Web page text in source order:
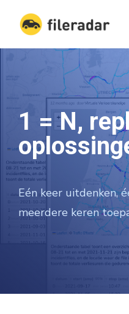
1 = N,
Eén keer uitdenken,
meerdere keren